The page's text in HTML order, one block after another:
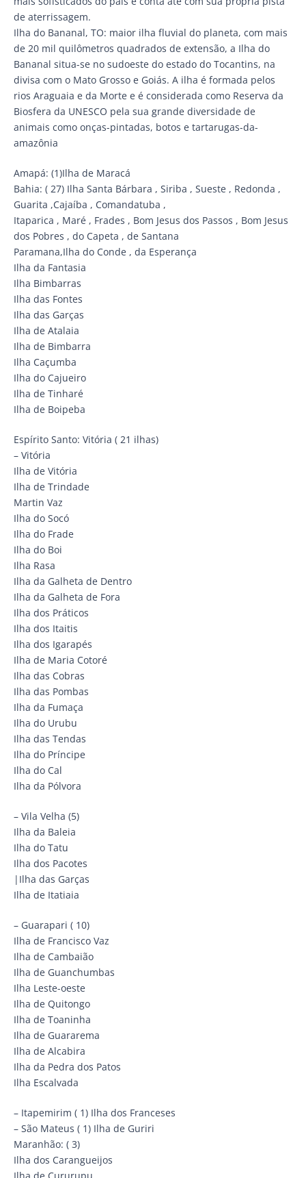
de aterrissagem.
Ilha do Bananal, TO: maior ilha fluvial do planeta, com mais
de 20 mil quilômetros quadrados de extensão, a Ilha do
Bananal situa-se no sudoeste do estado do Tocantins, na
divisa com o Mato Grosso e Goiás. A ilha é formada pelos
rios Araguaia e da Morte e é considerada como Reserva da
Biosfera da UNESCO pela sua grande diversidade de
animais como onças-pintadas, botos e tartarugas-da-
amazônia
Amapá: (1)Ilha de Maracá
Bahia: ( 27) Ilha Santa Bárbara , Siriba , Sueste , Redonda ,
Guarita ,Cajaíba , Comandatuba ,
Itaparica , Maré , Frades , Bom Jesus dos Passos , Bom Jesus
dos Pobres , do Capeta , de Santana
Paramana,Ilha do Conde , da Esperança
Ilha da Fantasia
Ilha Bimbarras
Ilha das Fontes
Ilha das Garças
Ilha de Atalaia
Ilha de Bimbarra
Ilha Caçumba
Ilha do Cajueiro
Ilha de Tinharé
Ilha de Boipeba
Espírito Santo: Vitória ( 21 ilhas)
– Vitória
Ilha de Vitória
Ilha de Trindade
Martin Vaz
Ilha do Socó
Ilha do Frade
Ilha do Boi
Ilha Rasa
Ilha da Galheta de Dentro
Ilha da Galheta de Fora
Ilha dos Práticos
Ilha dos Itaitis
Ilha dos Igarapés
Ilha de Maria Cotoré
Ilha das Cobras
Ilha das Pombas
Ilha da Fumaça
Ilha do Urubu
Ilha das Tendas
Ilha do Príncipe
Ilha do Cal
Ilha da Pólvora
– Vila Velha (5)
Ilha da Baleia
Ilha do Tatu
Ilha dos Pacotes
|Ilha das Garças
Ilha de Itatiaia
– Guarapari ( 10)
Ilha de Francisco Vaz
Ilha de Cambaião
Ilha de Guanchumbas
Ilha Leste-oeste
Ilha de Quitongo
Ilha de Toaninha
Ilha de Guararema
Ilha de Alcabira
Ilha da Pedra dos Patos
Ilha Escalvada
– Itapemirim ( 1) Ilha dos Franceses
– São Mateus ( 1) Ilha de Guriri
Maranhão: ( 3)
Ilha dos Carangueijos